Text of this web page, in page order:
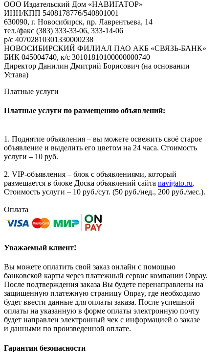
ООО Издательский Дом «НАВИГАТОР»
ИНН/КПП 5408178776/540801001
630090, г. Новосибирск, пр. Лаврентьева, 14
тел./факс (383) 333-33-06, 333-14-06
р/с 40702810301330000238
НОВОСИБИРСКИЙ ФИЛИАЛ ПАО АКБ «СВЯЗЬ-БАНК»
БИК 045004740, к/с 30101810100000000740
Директор Данилин Дмитрий Борисович (на основании
Устава)
Платные услуги
Платные услуги по размещению объявлений:
1. Поднятие объявления – вы можете освежить своё старое
объявление и выделить его цветом на 24 часа. Стоимость
услуги – 10 руб.
2. VIP-объявления – блок с объявлениями, который
размещается в блоке Доска объявлений сайта navigato.ru.
Стоимость услуги – 10 руб./сут. (50 руб./нед., 200 руб./мес.).
Оплата
Уважаемый клиент!
Вы можете оплатить свой заказ онлайн с помощью
банковской карты через платежный сервис компании Onpay.
После подтверждения заказа Вы будете перенаправлены на
защищенную платежную страницу Onpay, где необходимо
будет ввести данные для оплаты заказа. После успешной
оплаты на указанную в форме оплаты электронную почту
будет направлен электронный чек с информацией о заказе
и данными по произведенной оплате.
Гарантии безопасности